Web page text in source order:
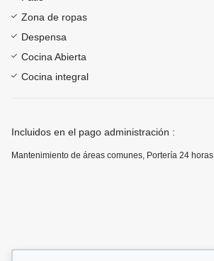
Zona de ropas
Despensa
Cocina Abierta
Cocina integral
Incluidos en el pago administración :
Mantenimiento de áreas comunes, Portería 24 horas